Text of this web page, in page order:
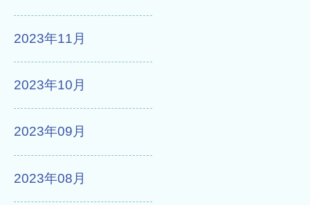
2023年11月
2023年10月
2023年09月
2023年08月